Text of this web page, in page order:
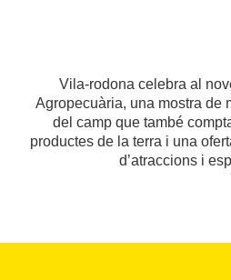
Vila-rodona celebra al
Agropecuària, una mostra de
del camp que també
productes de la terra i una
d’atraccions i